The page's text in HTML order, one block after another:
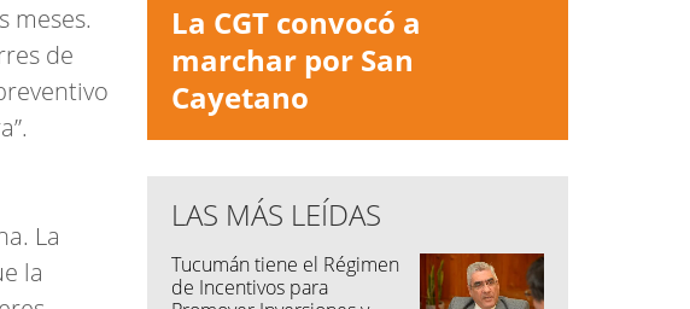
meses.
de
La
la
La CGT convocó a
marchar por San
Cayetano
LAS MÁS LEÍDAS
Tucumán tiene el Régimen
de Incentivos para